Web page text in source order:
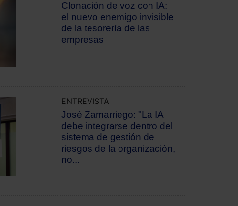
Clonación de voz con IA:
el nuevo enemigo invisible
de la tesorería de las
empresas
ENTREVISTA
José Zamarriego: "La IA
debe integrarse dentro del
sistema de gestión de
riesgos de la organización,
no...